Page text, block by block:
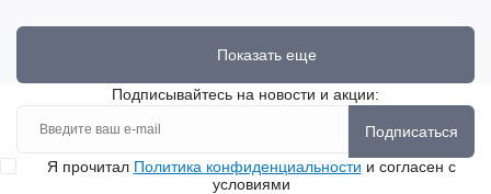
Показать еще
Подписывайтесь на новости и акции:
Подписаться
Я прочитал Политика конфиденциальности и согласен с
условиями